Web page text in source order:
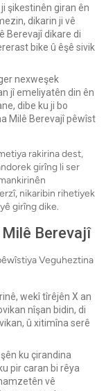
şikestinên giran ên
dikarin ji vê
Berevajî dikare di
bike û êşê sivik
nexweşek
jî emeliyatên din ên
dibe ku ji bo
Milê Berevajî pêwîst
rakirina dest,
girîng li ser
nikaribin rihetiyek
girîng dike.
Berevajî
Veguheztina
wekî tîrêjên X an
nîşan bidin, di
û xitimîna serê
ku çirandina
pir caran bi rêya
vê